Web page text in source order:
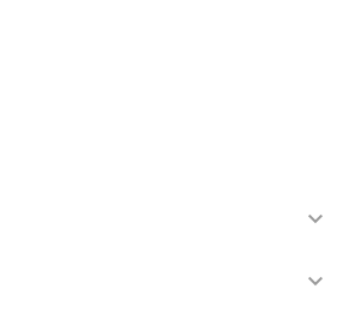

